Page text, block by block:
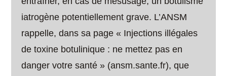
iatrogène potentiellement grave. L’ANSM
rappelle, dans sa page « Injections illégales
de toxine botulinique : ne mettez pas en
danger votre santé » (ansm.sante.fr), que